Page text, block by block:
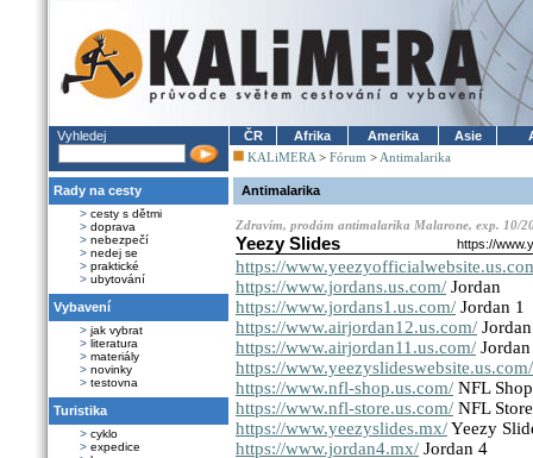
Vyhledej
Rady na cesty
> cesty s dětmi
> doprava
> nebezpečí
> nedej se
> praktické
> ubytování
Vybavení
> jak vybrat
> literatura
> materiály
> novinky
> testovna
Turistika
> cyklo
> expedice
ČR Afrika Amerika Asie
KALiMERA > Fórum > Antimalarika
Antimalarika
Zdravím, prodám antimalarika Malarone, exp. 10/
Yeezy Slides https://
https://
https://www.jordans.us.com/ Jordan
https://www.jordans1.us.com/ Jordan 1
https://www.airjordan12.us.com/
https://www.airjordan11.us.com/
https://www.yeezyslideswebsite.us.com/
https://www.nfl-shop.us.com/ NFL Shop
https://www.nfl-store.us.com/ NFL Store
https://www.yeezyslides.mx/Yeezy
https://www.jordan4.mx/ Jordan 4